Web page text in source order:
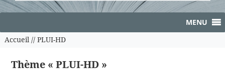
MENU
Accueil// PLUI-HD
Thème « PLUI-HD »